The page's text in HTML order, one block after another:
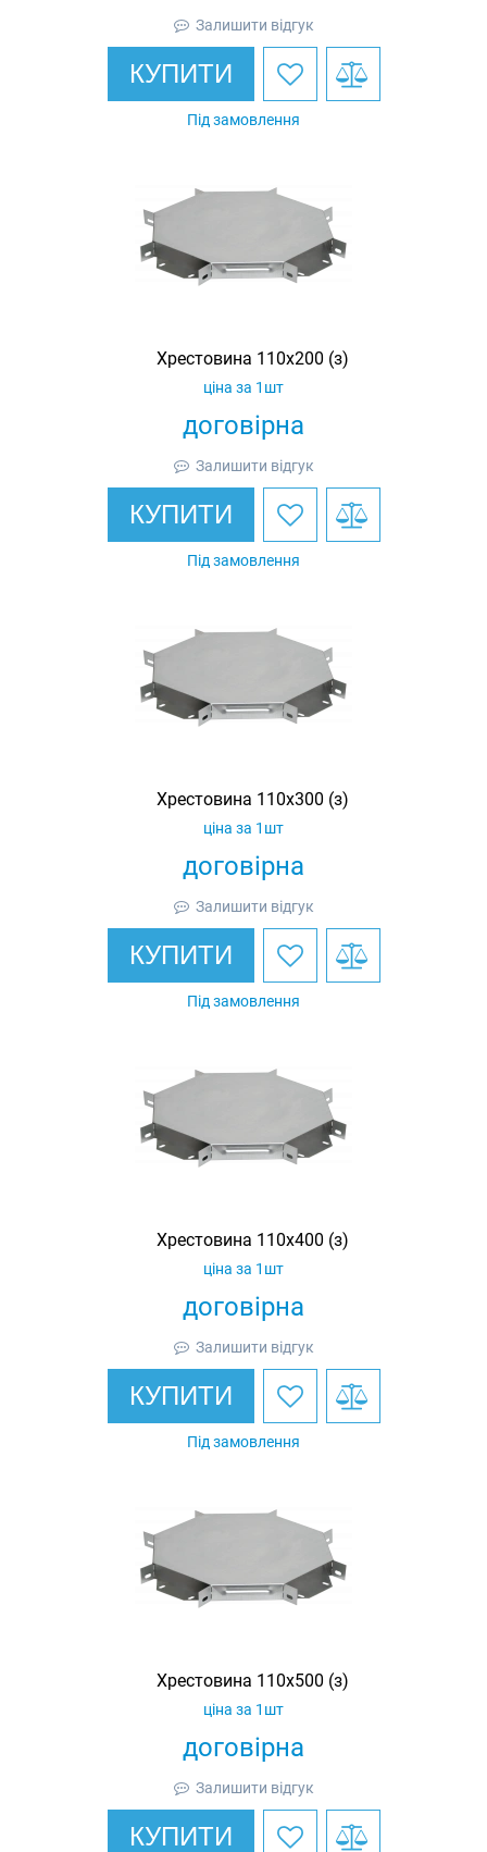
Залишити відгук
КУПИТИ
Під замовлення
Хрестовина 110х200 (з)
договірна
ціна за 1шт
Залишити відгук
КУПИТИ
Під замовлення
Хрестовина 110х300 (з)
договірна
ціна за 1шт
Залишити відгук
КУПИТИ
Під замовлення
Хрестовина 110х400 (з)
договірна
ціна за 1шт
Залишити відгук
КУПИТИ
Під замовлення
Хрестовина 110х500 (з)
договірна
ціна за 1шт
Залишити відгук
КУПИТИ